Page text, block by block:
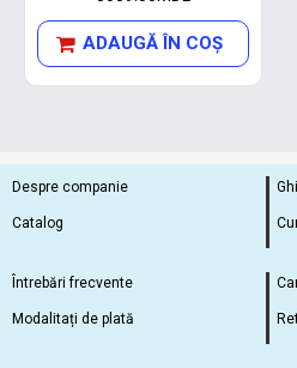
ADAUGĂ ÎN COŞ
Despre companie
Catalog
Întrebări frecvente
Modalitați de plată